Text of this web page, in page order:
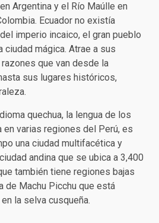
Argentina y el Río Maúlle en
Ecuador no existía
imperio incaico, el gran pueblo
ciudad mágica. Atrae a sus
que van desde la
sus lugares históricos,
quechua, la lengua de los
en varias regiones del Perú, es
una ciudad multifacética y
andina que se ubica a 3,400
también tiene regiones bajas
de Machu Picchu que está
la selva cusqueña.